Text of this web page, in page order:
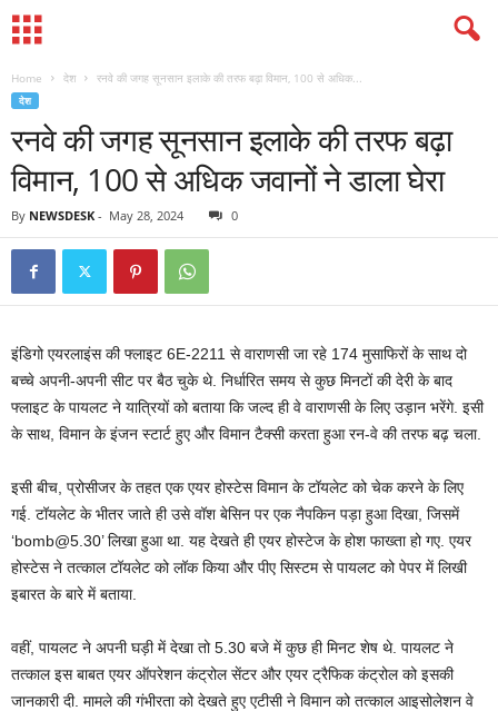
Home देश रनवे की जगह सूनसान इलाके की तरफ बढ़ा विमान, 100 से अधिक...
देश
रनवे की जगह सूनसान इलाके की तरफ बढ़ा
विमान, 100 से अधिक जवानों ने डाला घेरा
By NEWSDESK - May 28, 2024 0
इंडिगो एयरलाइंस की फ्लाइट 6E-2211 से वाराणसी जा रहे 174 मुसाफिरों के साथ दो
बच्‍चे अपनी-अपनी सीट पर बैठ चुके थे. निर्धारित समय से कुछ मिनटों की देरी के बाद
फ्लाइट के पायलट ने यात्रियों को बताया कि जल्‍द ही वे वाराणसी के लिए उड़ान भरेंगे. इसी
के साथ, विमान के इंजन स्‍टार्ट हुए और विमान टैक्‍सी करता हुआ रन-वे की तरफ बढ़ चला.
इसी बीच, प्रोसीजर के तहत एक एयर होस्टेस विमान के टॉयलेट को चेक करने के लिए
गई. टॉयलेट के भीतर जाते ही उसे वॉश बेसिन पर एक नैपकिन पड़ा हुआ दिखा, जिसमें
‘bomb@5.30’ लिखा हुआ था. यह देखते ही एयर होस्‍टेज के होश फाख्‍ता हो गए. एयर
होस्टेस ने तत्‍काल टॉयलेट को लॉक किया और पीए सिस्‍टम से पायलट को पेपर में लिखी
इबारत के बारे में बताया.
वहीं, पायलट ने अपनी घड़ी में देखा तो 5.30 बजे में कुछ ही मिनट शेष थे. पायलट ने
तत्‍काल इस बाबत एयर ऑपरेशन कंट्रोल सेंटर और एयर ट्रैफिक कंट्रोल को इसकी
जानकारी दी. मामले की गंभीरता को देखते हुए एटीसी ने विमान को तत्‍काल आइसोलेशन वे